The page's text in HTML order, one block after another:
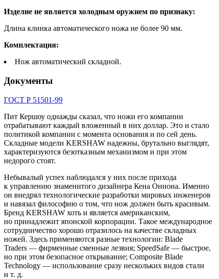
Изделие не является холодным оружием по признаку:
Длина клинка автоматического ножа не более 90 мм.
Комплектация:
Нож автоматический складной.
Документы
ГОСТ Р 51501-99
Пит Кершоу однажды сказал, что ножи его компании
отрабатывают каждый вложенный в них доллар. Это и стало
политикой компании с момента основания и по сей день.
Складные модели KERSHAW надежны, брутально выглядят,
характеризуются безотказным механизмом и при этом
недорого стоят.
Небывалый успех наблюдался у них после прихода
к управлению знаменитого дизайнера Кена Ониона. Именно
он внедрял технологические разработки мировых инженеров
и навязал философию о том, что нож должен быть красивым.
Бренд KERSHAW хоть и является американским,
но принадлежит японской корпорации. Такое международное
сотрудничество хорошо отразилось на качестве складных
ножей. Здесь применяются разные технологии: Blade
Traders — фирменные сменные лезвия; SpeedSafe — быстрое,
но при этом безопасное открывание; Composite Blade
Technology — использование сразу нескольких видов стали
и т. д.